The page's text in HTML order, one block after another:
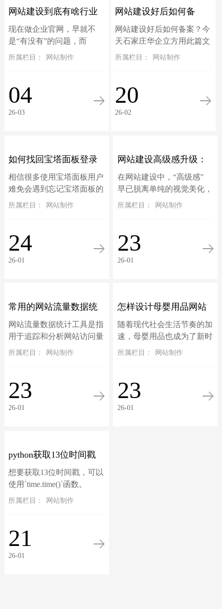
网站建设到底有啥行业
标准？别再被低价建站
坑惨了！
现在做企业官网，早就不
是“有没有”的问题，而
是“好不好用、能不能赚
面、获客的入口、跟客户打
交道的核心阵地。可市面...
所属栏目： 网站制作
04
26-03
网站建设好后如何备
案？个人与企业网站备
案流程详解
网站建设好后如何备案？今
天石家庄华企立方用此篇文
章详细介绍备案流程，适用
营主体的真实性和可追溯
性。根据工信部最新...
所属栏目： 网站制作
20
26-02
如何找回宝塔面板登录
地址、账号和密码？
相信很多使用宝塔面板用户
难免会遇到忘记宝塔面板的
登录地址、账号或密码忘记
回的，以服务器 root 用户登
录命令行...
所属栏目： 网站制作
24
26-01
网站建设高级感升级：
三大核心设计趋势落地
指南
在网站建设中，“高级感”
早已脱离单纯的视觉美化，
升级为 “质感体验 + 情感共
门设计趋势，不仅是头部品
牌...
所属栏目： 网站制作
23
26-01
常用的网站流量数据统
计工具
网站流量数据统计工具是指
用于追踪和分析网站访问量
的工具。这些工具收集和分
量、用户行为、转化率等，
以帮助网站管理员...
所属栏目： 网站制作
23
26-01
怎样设计母婴用品网站
模板的横幅？
随着现代社会生活节奏的加
速，母婴用品也成为了新时
代的产品之一。因此，越来
新手妈妈都可以在网络上找
到适合自己和孩子...
所属栏目： 网站制作
23
26-01
python获取13位时间戳
想要获取13位时间戳，可以
使用`time.time()`函数。
`time.time()`函数返回当前时
取13位...
所属栏目： 网站制作
21
26-01